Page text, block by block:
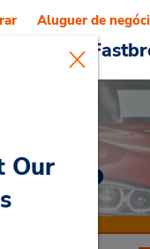
Aluguer de
Our